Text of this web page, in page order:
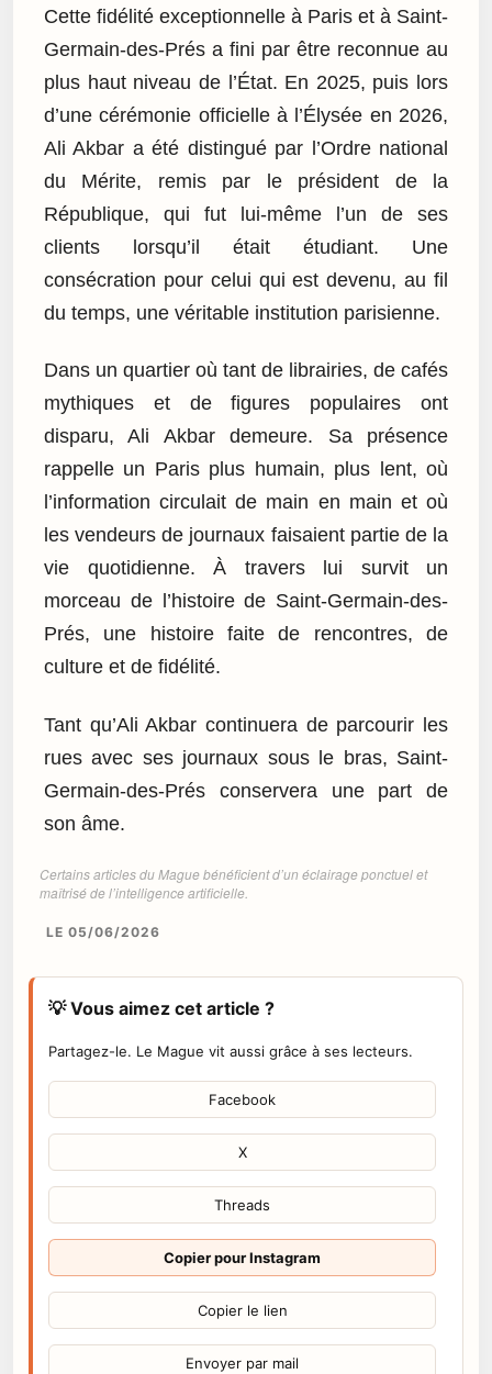
Cette fidélité exceptionnelle à Paris et à Saint-
Germain-des-Prés a fini par être reconnue au
plus haut niveau de l’État. En 2025, puis lors
d’une cérémonie officielle à l’Élysée en 2026,
Ali Akbar a été distingué par l’Ordre national
du Mérite, remis par le président de la
République, qui fut lui-même l’un de ses
clients lorsqu’il était étudiant. Une
consécration pour celui qui est devenu, au fil
du temps, une véritable institution parisienne.
Dans un quartier où tant de librairies, de cafés
mythiques et de figures populaires ont
disparu, Ali Akbar demeure. Sa présence
rappelle un Paris plus humain, plus lent, où
l’information circulait de main en main et où
les vendeurs de journaux faisaient partie de la
vie quotidienne. À travers lui survit un
morceau de l’histoire de Saint-Germain-des-
Prés, une histoire faite de rencontres, de
culture et de fidélité.
Tant qu’Ali Akbar continuera de parcourir les
rues avec ses journaux sous le bras, Saint-
Germain-des-Prés conservera une part de
son âme.
Certains articles du Mague bénéficient d’un éclairage ponctuel et
maîtrisé de l’intelligence artificielle.
LE 05/06/2026
💡 Vous aimez cet article ?
Partagez-le. Le Mague vit aussi grâce à ses lecteurs.
Facebook
X
Threads
Copier pour Instagram
Copier le lien
Envoyer par mail